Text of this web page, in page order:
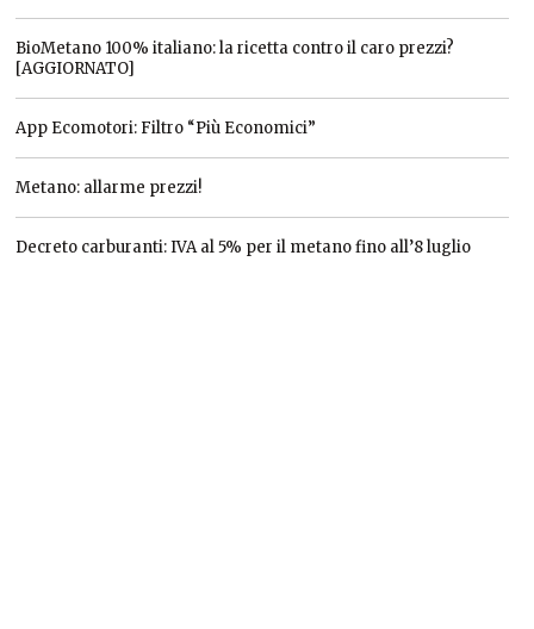
BioMetano 100% italiano: la ricetta contro il caro prezzi?
[AGGIORNATO]
App Ecomotori: Filtro “Più Economici”
Metano: allarme prezzi!
Decreto carburanti: IVA al 5% per il metano fino all’8 luglio